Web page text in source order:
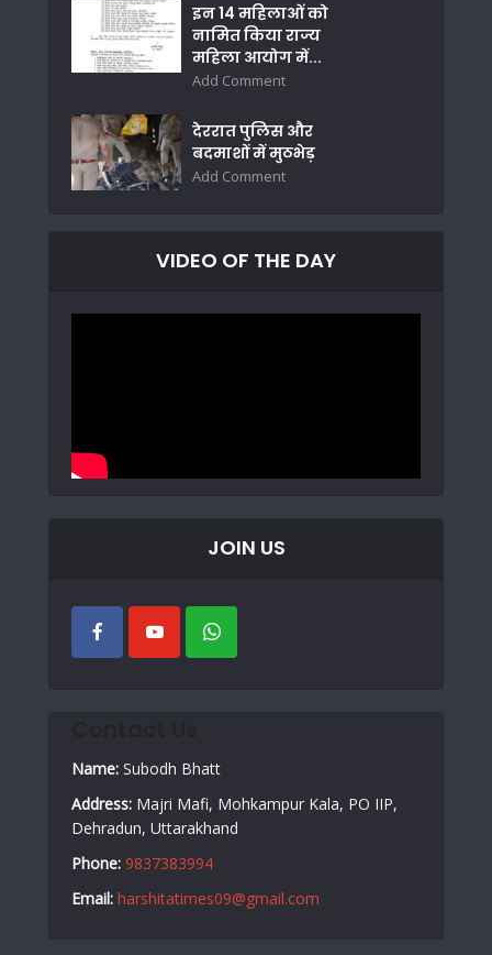
इन 14 महिलाओं को
नामित किया राज्य
महिला आयोग में...
Add Comment
देररात पुलिस और
बदमाशों में मुठभेड़
Add Comment
VIDEO OF THE DAY
JOIN US
Name: Subodh Bhatt
Address: Majri Mafi, Mohkampur Kala, PO IIP,
Dehradun, Uttarakhand
Phone: 9837383994
Email: harshitatimes09@gmail.com